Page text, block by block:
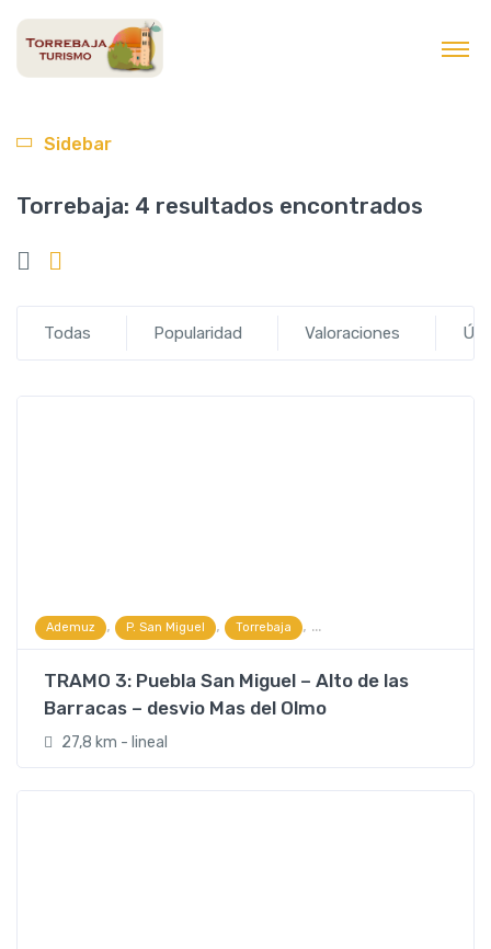
Torrebaja: 4 resultados encontrados
Todas Popularidad Valoraciones
Ademuz , P. San Miguel , Torrebaja ,
TRAMO 3: Puebla San Miguel – Alto de las
Barracas – desvio Mas del Olmo
27,8 km - lineal
Sidebar